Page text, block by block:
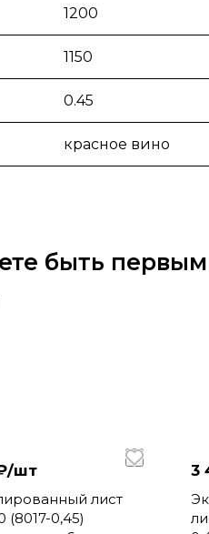
1200
1150
0.45
красное вино
быть первым
шт
лист
(8017-0,45)
3